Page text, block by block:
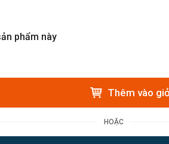
phẩm này
Thêm vào
HOẶC